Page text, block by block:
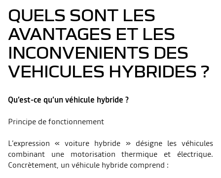
QUELS SONT LES
AVANTAGES ET LES
INCONVENIENTS DES
VEHICULES HYBRIDES ?
Qu’est-ce qu’un véhicule hybride ?
Principe de fonctionnement
L’expression « voiture hybride » désigne les véhicules
combinant une motorisation thermique et électrique.
Concrètement, un véhicule hybride comprend :